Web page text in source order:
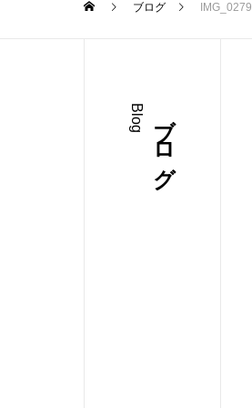
ブログ IMG_0279
ブログ
Blog